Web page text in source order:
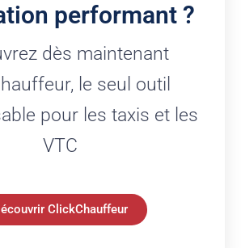
performant ?
dès maintenant
le seul outil
pour les taxis et les
VTC
ClickChauffeur